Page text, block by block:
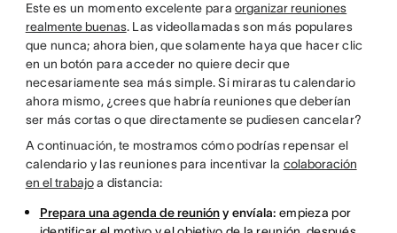
Este es un momento excelente paraorganizar reuniones
realmente buenas. Las videollamadas son más populares
que nunca; ahora bien, que solamente haya que hacer clic
en un botón para acceder no quiere decir que
necesariamente sea más simple. Si miraras tu calendario
ahora mismo, ¿crees que habría reuniones que deberían
ser más cortas o que directamente se pudiesen cancelar?
A continuación, te mostramos cómo podrías repensar el
calendario y las reuniones para incentivar la colaboración
en el trabajoa distancia:
Prepara una agenda de reunióny envíala:empieza por